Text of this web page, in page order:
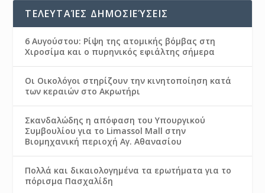
ΤΕΛΕΥΤΑΊΕΣ ΔΗΜΟΣΙΕΎΣΕΙΣ
6 Αυγούστου: Ρίψη της ατομικής βόμβας στη
Χιροσίμα και ο πυρηνικός εφιάλτης σήμερα
Οι Οικολόγοι στηρίζουν την κινητοποίηση κατά
των κεραιών στο Ακρωτήρι
Σκανδαλώδης η απόφαση του Υπουργικού
Συμβουλίου για το Limassol Mall στην
Βιομηχανική περιοχή Αγ. Αθανασίου
Πολλά και δικαιολογημένα τα ερωτήματα για το
πόρισμα Πασχαλίδη